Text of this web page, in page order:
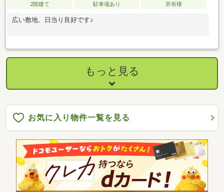
2階建て 駐車場あり 所有権
広い敷地、日当り良好です♪
もっと見る
お気に入り物件一覧を見る